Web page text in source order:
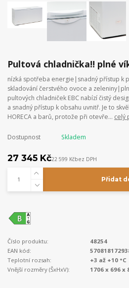
Pultová chladnička!! plné
nízká spotřeba energie|snadný přístup k
skladování čerstvého ovoce a
pultových chladniček EBC nabízí čistý
a snadný přístup k obsahu uvnitř. Je to
HORECA a barů, protože při otevře... celý
Dostupnost Skladem
27 345 Kč22 599 Kčbez DPH
Přidat
Číslo produktu:
48254
EAN kód:
Teplotní rozsah:
+3 až +10 °C
Vnější rozměry (ŠxHxV):
1706 x 696 x